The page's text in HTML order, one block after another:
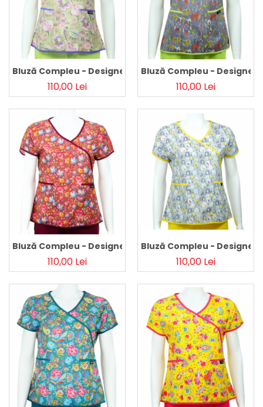
Pălării de Soare
Bluză Compleu - Designer Print - Purple Flower
110,00 Lei
Bluză Compleu - Designer
110,00 Lei
Bluză Compleu - Designer Print - Bordeaux Flowers 46
110,00 Lei
Bluză Compleu - Designer
110,00 Lei